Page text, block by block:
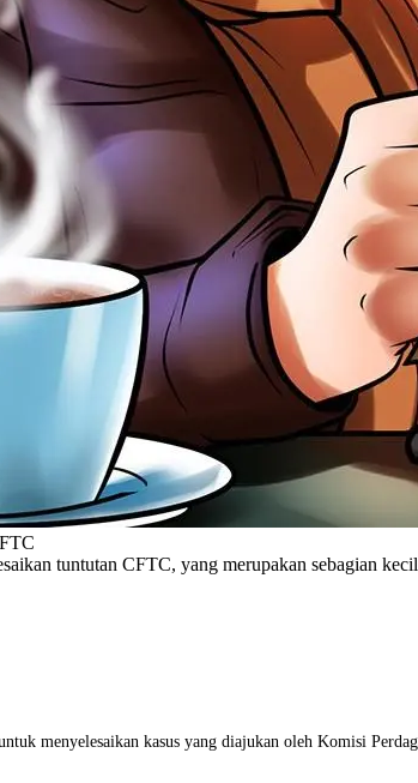
tuntutan CFTC, yang merupakan sebagian
menyelesaikan kasus yang diajukan oleh Komisi